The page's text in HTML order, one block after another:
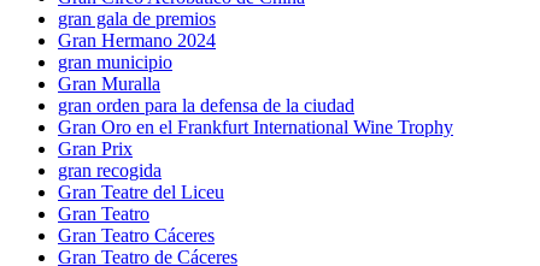
gran gala de premios
Gran Hermano 2024
gran municipio
Gran Muralla
gran orden para la defensa de la ciudad
Gran Oro en el Frankfurt International Wine Trophy
Gran Prix
gran recogida
Gran Teatre del Liceu
Gran Teatro
Gran Teatro Cáceres
Gran Teatro de Cáceres